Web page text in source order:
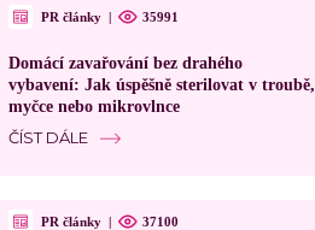
PR články | 35991
Domácí zavařování bez drahého
vybavení: Jak úspěšně sterilovat v troubě,
myčce nebo mikrovlnce
ČÍST DÁLE
PR články | 37100